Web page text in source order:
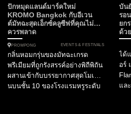
ประตูต้อนรับ “Masque” ห้อง
อาหารอันดับ 1 ของประเทศ
อินเดีย และอันดับ 15 ของ
เอเชีย...
ฟร้
ปักหมุดแลนด์มาร์คใหม่
KROMO Bangkok กับอีเวน
ต์มัทฉะสุดเอ็กซ์คลูซีฟที่คุณไม่
ควรพลาด
PROMPONG EVENTS & FESTIVALS
กลิ่นหอมกรุ่นของมัทฉะเกรด
พรีเมียมที่ถูกรังสรรค์อย่างพิถีพิถัน
ผสานเข้ากับบรรยากาศสุดโมเดิร์
นบนชั้น 10 ของโรงแรมหรูระดับ
บัน
รอ
ยก
ด้ว
คว
ได้
อร์
แล
ส